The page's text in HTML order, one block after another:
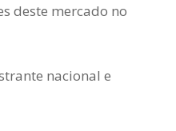
deste mercado no
nacional e